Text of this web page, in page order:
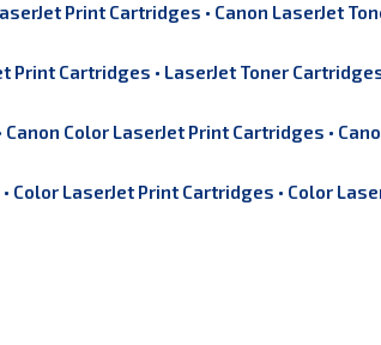
Print Cartridges • Canon LaserJet
Print Cartridges • LaserJet Toner
Canon Color LaserJet Print Cartridges •
• Color LaserJet Print Cartridges • Color